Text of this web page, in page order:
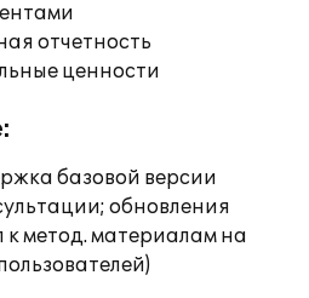
отчетность
ценности
базовой версии
обновления
к метод. материалам на